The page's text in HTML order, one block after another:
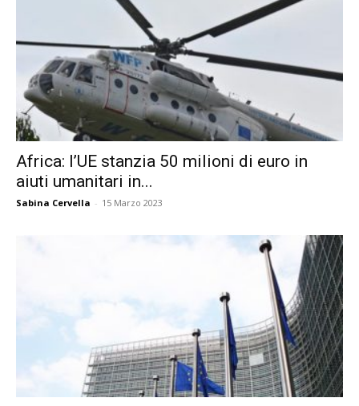
Africa: l’UE stanzia 50 milioni di euro in
aiuti umanitari in...
Sabina Cervella - 15 Marzo 2023